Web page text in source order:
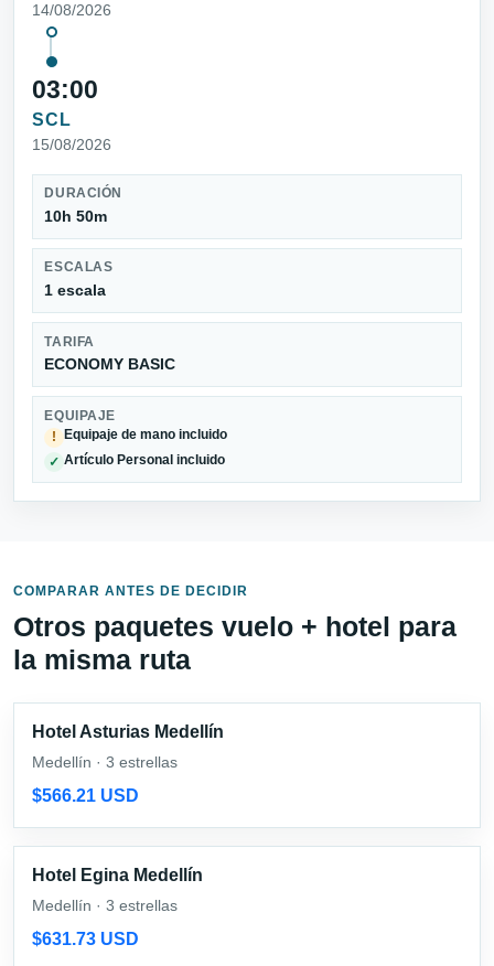
14/08/2026
03:00
SCL
15/08/2026
DURACIÓN
10h 50m
ESCALAS
1 escala
TARIFA
ECONOMY BASIC
EQUIPAJE
!
Equipaje de mano incluido
✓ Artículo Personal incluido
COMPARAR ANTES DE DECIDIR
Otros paquetes vuelo + hotel para
la misma ruta
Hotel Asturias Medellín
Medellín · 3 estrellas
$566.21 USD
Hotel Egina Medellín
Medellín · 3 estrellas
$631.73 USD